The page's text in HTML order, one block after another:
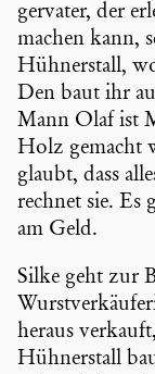
ger­vater, der
machen kann,
Hühner­stall,
Den baut ihr
Mann Olaf ist
Holz gemacht
glaubt, dass
rechnet sie. Es
am Geld.
Silke geht zur
heraus
Hühner­stall